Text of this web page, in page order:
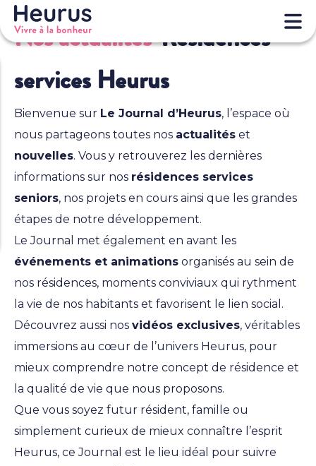
Nos actualités Résidences
services Heurus
Bienvenue sur Le Journal d’Heurus, l’espace où
nous partageons toutes nos actualités et
nouvelles. Vous y retrouverez les dernières
informations sur nos résidences services
seniors, nos projets en cours ainsi que les grandes
étapes de notre développement.
Le Journal met également en avant les
événements et animations organisés au sein de
nos résidences, moments conviviaux qui rythment
la vie de nos habitants et favorisent le lien social.
Découvrez aussi nos vidéos exclusives, véritables
immersions au cœur de l’univers Heurus, pour
mieux comprendre notre concept de résidence et
la qualité de vie que nous proposons.
Que vous soyez futur résident, famille ou
simplement curieux de mieux connaître l’esprit
Heurus, ce Journal est le lieu idéal pour suivre